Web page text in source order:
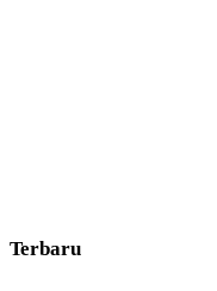
Terbaru